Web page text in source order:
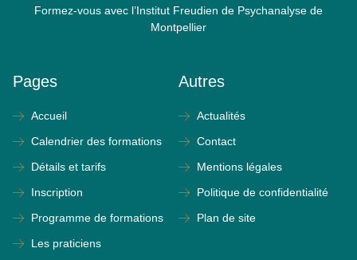
Formez-vous avec l’Institut Freudien de Psychanalyse de
Montpellier
Pages
Accueil
Calendrier des formations
Détails et tarifs
Inscription
Programme de formations
Les praticiens
Autres
Actualités
Contact
Mentions légales
Politique de confidentialité
Plan de site